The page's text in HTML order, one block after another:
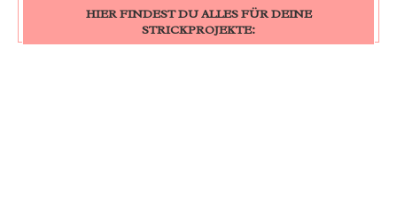
HIER FINDEST DU ALLES FÜR DEINE
STRICKPROJEKTE: